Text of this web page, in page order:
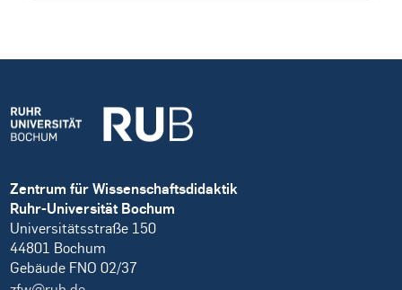
Zentrum für Wissenschaftsdidaktik
Ruhr-Universität Bochum
Universitätsstraße 150
44801 Bochum
Gebäude FNO 02/37